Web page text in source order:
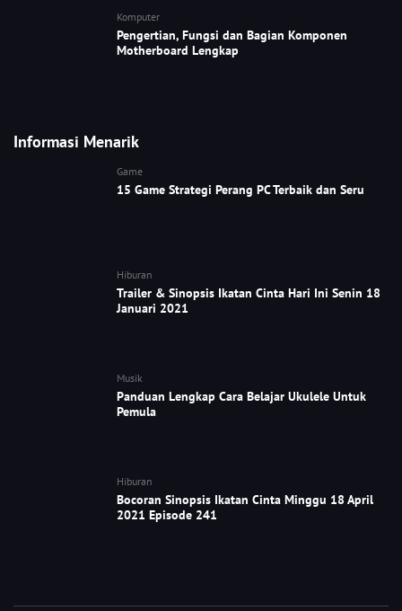
Komputer
Pengertian, Fungsi dan Bagian Komponen
Motherboard Lengkap
Informasi Menarik
Game
15 Game Strategi Perang PC Terbaik dan Seru
Hiburan
Trailer & Sinopsis Ikatan Cinta Hari Ini Senin 18
Januari 2021
Musik
Panduan Lengkap Cara Belajar Ukulele Untuk
Pemula
Hiburan
Bocoran Sinopsis Ikatan Cinta Minggu 18 April
2021 Episode 241